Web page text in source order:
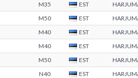
M35 EST
M50 EST
M40 EST
M40 EST
M50 EST
N40 EST